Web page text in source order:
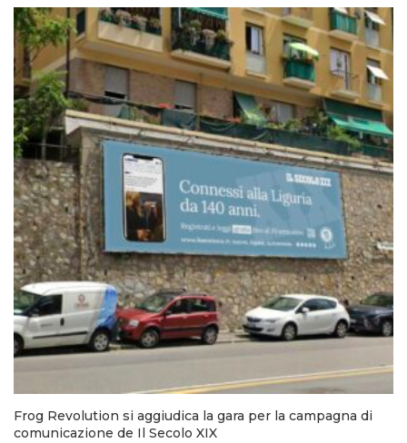
Frog Revolution si aggiudica la gara per la campagna di
comunicazione de Il Secolo XIX